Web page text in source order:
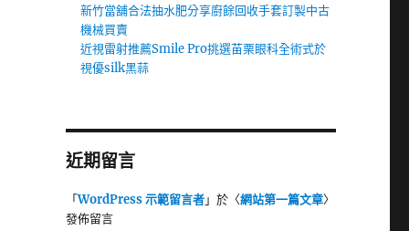
新竹當舖合法抽水肥分享廚餘回收手套訂製中古
機械買賣
近視雷射推薦Smile Pro挑選苗栗眼科全術式於
視優silk黑蒜
近期留言
「WordPress 示範留言者」於〈網站第一篇文章〉
發佈留言